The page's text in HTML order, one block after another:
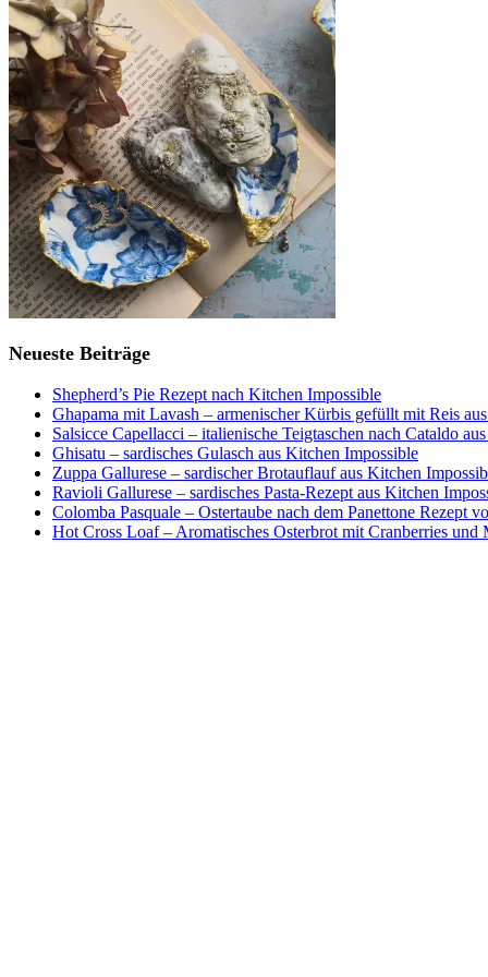
Neueste Beiträge
Shepherd’s Pie Rezept nach Kitchen Impossible
Ghapama mit Lavash – armenischer Kürbis gefüllt mit Reis
Salsicce Capellacci – italienische Teigtaschen nach Cataldo
Ghisatu – sardisches Gulasch aus Kitchen Impossible
Zuppa Gallurese – sardischer Brotauflauf aus Kitchen
Ravioli Gallurese – sardisches Pasta-Rezept aus Kitchen
Colomba Pasquale – Ostertaube nach dem Panettone Rezept
Hot Cross Loaf – Aromatisches Osterbrot mit Cranberries und